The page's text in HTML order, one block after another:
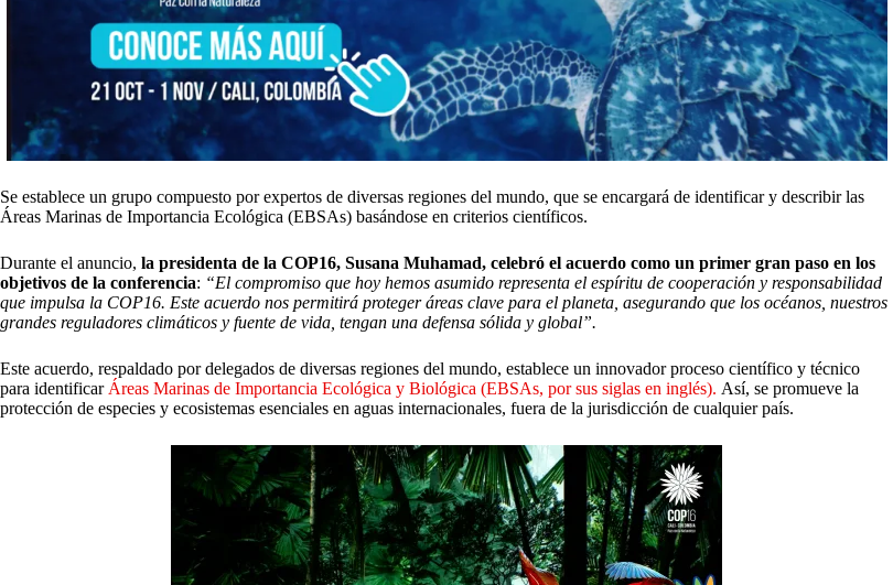
Se establece un grupo compuesto por expertos de diversas regiones del mundo, que se encargará de identificar y describir las
Áreas Marinas de Importancia Ecológica (EBSAs) basándose en criterios científicos.
Durante el anuncio, la presidenta de la COP16, Susana Muhamad, celebró el acuerdo como un primer gran paso en los
objetivos de la conferencia: “El compromiso que hoy hemos asumido representa el espíritu de cooperación y responsabilidad
que impulsa la COP16. Este acuerdo nos permitirá proteger áreas clave para el planeta, asegurando que los océanos, nuestros
grandes reguladores climáticos y fuente de vida, tengan una defensa sólida y global”.
Este acuerdo, respaldado por delegados de diversas regiones del mundo, establece un innovador proceso científico y técnico
para identificarÁreas Marinas de Importancia Ecológica y Biológica (EBSAs, por sus siglas en inglés). Así, se promueve la
protección de especies y ecosistemas esenciales en aguas internacionales, fuera de la jurisdicción de cualquier país.